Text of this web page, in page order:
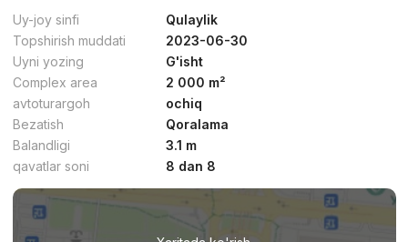
Uy-joy sinfi
Qulaylik
Topshirish muddati
2023-06-30
Uyni yozing
G'isht
Complex area
2 000 m²
avtoturargoh
ochiq
Bezatish
Qoralama
Balandligi
3.1 m
qavatlar soni
8 dan 8